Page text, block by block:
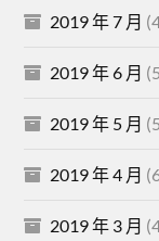
2019 年 7 月
2019 年 6 月
2019 年 5 月
2019 年 4 月
2019 年 3 月